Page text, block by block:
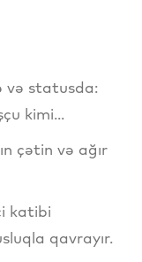
və statusda:
kimi...
çətin və ağır
katibi
qavrayır.